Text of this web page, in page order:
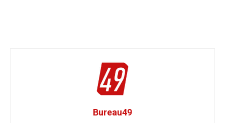
Bureau49